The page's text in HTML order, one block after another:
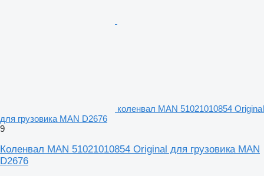
коленвал MAN 51021010854 Original
для грузовика MAN D2676
9
Коленвал MAN 51021010854 Original для грузовика MAN
D2676